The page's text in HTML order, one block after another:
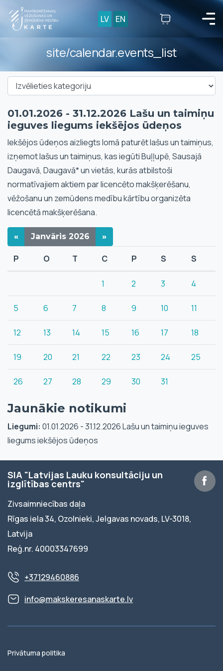
LV EN
site/calendar.events_list
01.01.2026 - 31.12.2026 Lašu un taimiņu
ieguves liegums iekšējos ūdeņos
Iekšējos ūdeņos aizliegts lomā paturēt lašus un taimiņus,
izņemot lašus un taimiņus, kas iegūti Buļļupē, Sausajā
Daugavā, Daugavā* un vietās, kurās atbilstoši
normatīvajiem aktiem par licencēto makšķerēšanu,
vēžošanu un zemūdens medību kārtību organizēta
licencētā makšķerēšana.
« Janvāris 2026 »
P O T C P S S
1 2 3 4
5 6 7 8 9 10 11
12 13 14 15 16 17 18
19 20 21 22 23 24 25
26 27 28 29 30 31
Jaunākie notikumi
Liegumi: 01.01.2026 - 31.12.2026 Lašu un taimiņu ieguves
liegums iekšējos ūdeņos
SIA "Latvijas Lauku konsultāciju un
izglītības centrs"
Zivsaimniecības daļa
Rīgas iela 34, Ozolnieki, Jelgavas novads, LV-3018,
Latvija
Reģ.nr. 40003347699
+37129460886
info@makskeresanaskarte.lv
Privātuma politika